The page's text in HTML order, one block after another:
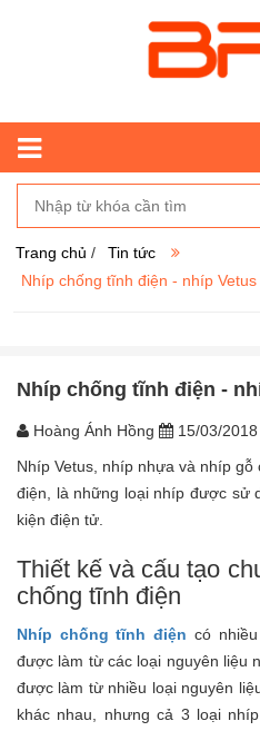
Trang chủ /
Tin tức
Nhíp chống tĩnh điện - nhíp
Nhíp chống tĩnh điện -
Hoàng Ánh Hồng
15/03/2018
Nhíp Vetus, nhíp nhựa và nhíp
điện, là những loại nhíp được sử
kiện điện tử.
Thiết kế và cấu tạo
chống tĩnh điện
Nhíp chống tĩnh điện có
được làm từ các loại nguyên liệu
được làm từ nhiều loại nguyên
khác nhau, nhưng cả 3 loại